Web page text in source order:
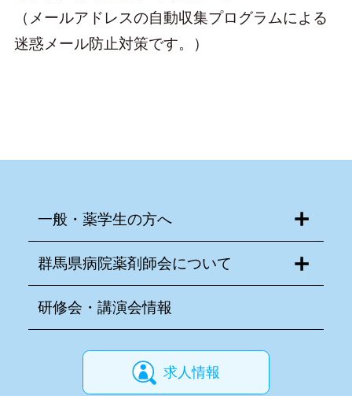
（メールアドレスの自動収集プログラムによる
迷惑メール防止対策です。）
一般・薬学生の方へ
群馬県病院薬剤師会について
研修会・講演会情報
求人情報